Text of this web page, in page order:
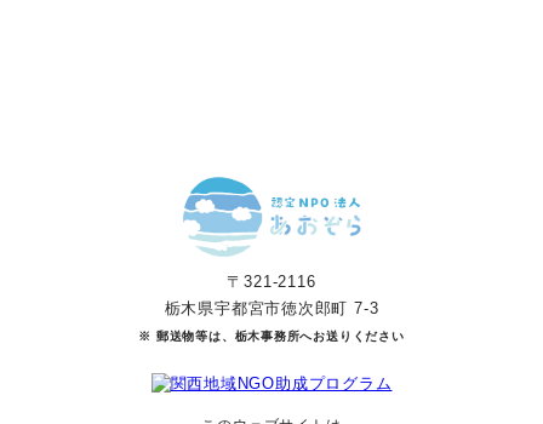
〒321-2116
栃木県宇都宮市徳次郎町 7-3
※ 郵送物等は、栃木事務所へお送りください